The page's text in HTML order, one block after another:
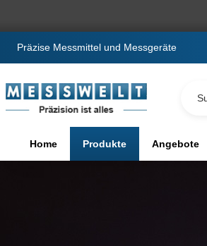
Präzise Messmittel und Messgeräte
Home Produkte Angebote